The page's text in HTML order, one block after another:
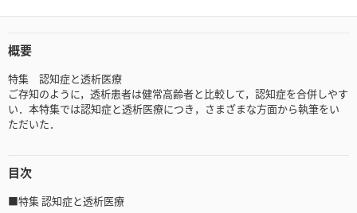
概要
特集 認知症と透析医療
ご存知のように，透析患者は健常高齢者と比較して，認知症を合併しやす
い．本特集では認知症と透析医療につき，さまざまな方面から執筆をい
ただいた．
目次
■特集 認知症と透析医療